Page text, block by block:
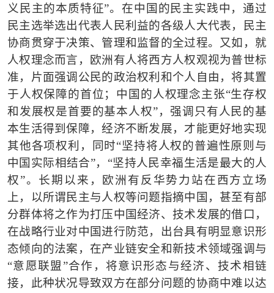
义民主的本质特征”。在中国的民主实践中，通过
民主选举选出代表人民利益的各级人大代表，民主
协商贯穿于决策、管理和监督的全过程。又如，就
人权理念而言，欧洲有人将西方人权观视为普世标
准，片面强调公民的政治权利和个人自由，将其置
于人权保障的首位；中国的人权理念主张“生存权
和发展权是首要的基本人权”，强调只有人民的基
本生活得到保障，经济不断发展，才能更好地实现
其他各项权利，同时“坚持将人权的普遍性原则与
中国实际相结合”， “坚持人民幸福生活是最大的人
权”。长期以来，欧洲有反华势力站在西方立场
上，以所谓民主与人权等问题指摘中国，甚至有部
分群体将之作为打压中国经济、技术发展的借口，
在战略行业对中国进行防范，出台具有明显意识形
态倾向的法案，在产业链安全和新技术领域强调与
“意愿联盟”合作，将意识形态与经济、技术相链
接，此种状况导致双方在部分问题的协商中难以达